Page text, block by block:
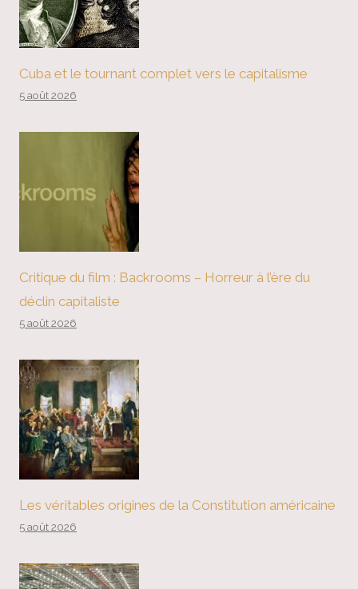
Cuba et le tournant complet vers le capitalisme
5 août 2026
Critique du film : Backrooms – Horreur à l’ère du
déclin capitaliste
5 août 2026
Les véritables origines de la Constitution américaine
5 août 2026